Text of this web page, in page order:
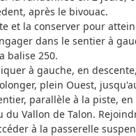
après le bivouac.
et la conserver pour
dans le sentier à
balise 250.
à gauche, en
plein Ouest,
parallèle à la piste,
du Vallon de Talon.
à la passerelle